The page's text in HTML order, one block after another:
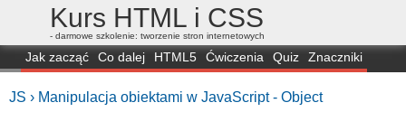
Kurs HTML i CSS
- darmowe szkolenie: tworzenie stron internetowych
Jak zacząć Co dalej HTML5 Ćwiczenia Quiz
Znaczniki
JS › Manipulacja obiektami w JavaScript - Object